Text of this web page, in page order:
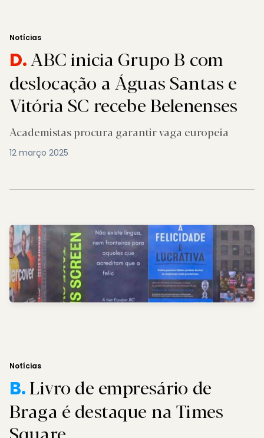
Notícias
D.ABC inicia Grupo B com
deslocação a Águas Santas e
Vitória SC recebe Belenenses
Academistas procura garantir vaga europeia
12 março 2025
Notícias
B.Livro de empresário de
Braga é destaque na Times